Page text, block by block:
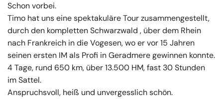
Schon vorbei.
Timo hat uns eine spektakuläre Tour zusammengestellt,
durch den kompletten Schwarzwald , über dem Rhein
nach Frankreich in die Vogesen, wo er vor 15 Jahren
seinen ersten IM als Profi in Geradmere gewinnen konnte.
4 Tage, rund 650 km, über 13.500 HM, fast 30 Stunden
im Sattel.
Anspruchsvoll, heiß und unvergesslich schön.